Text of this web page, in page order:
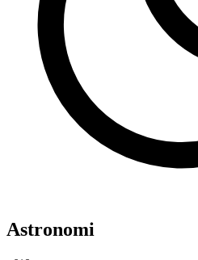
Astronomi